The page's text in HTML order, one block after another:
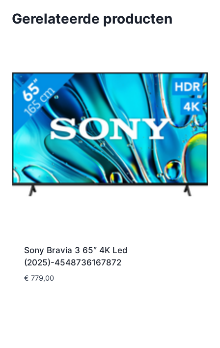
Gerelateerde producten
Sony Bravia 3 65″ 4K Led
(2025)-4548736167872
€ 779,00